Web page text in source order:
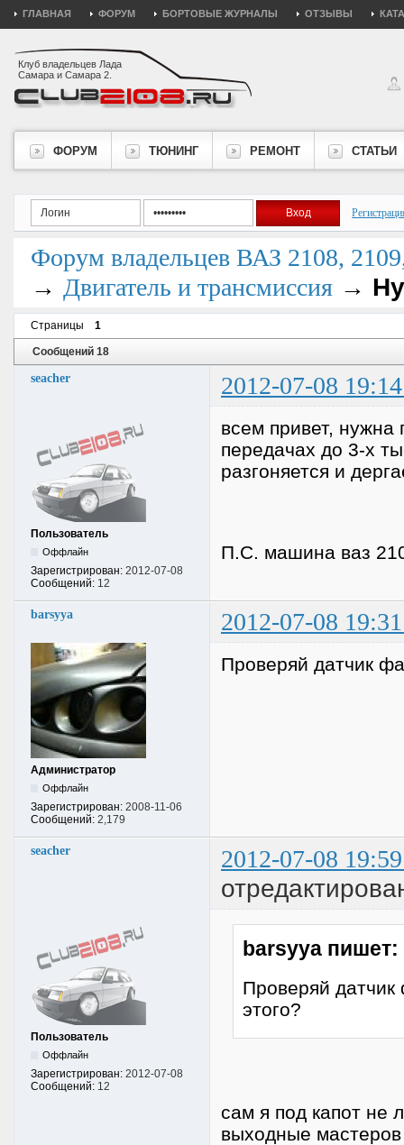
ГЛАВНАЯ ФОРУМ БОРТОВЫЕ ЖУРНАЛЫ ОТЗЫВЫ
Клуб владельцев Лада
Самара и Самара 2.
ФОРУМ ТЮНИНГ РЕМОНТ СТАТЬИ
Форум владельцев ВАЗ 2108,
→ Двигатель и трансмиссия →
Страницы 1
Сообщений 18
seacher 2012-07-08
Пользователь
Оффлайн
Зарегистрирован: 2012-07-08
Сообщений: 12
всем привет,
передачах до 3-х
разгоняется и
П.С. машина ваз
barsyya 2012-07-08
Администратор
Оффлайн
Зарегистрирован: 2008-11-06
Сообщений: 2,179
Проверяй датчик
seacher 2012-07-08
Пользователь
Оффлайн
Зарегистрирован: 2012-07-08
Сообщений: 12
barsyya пишет:
Проверяй датчик
этого?
сам я под капот не
выходные